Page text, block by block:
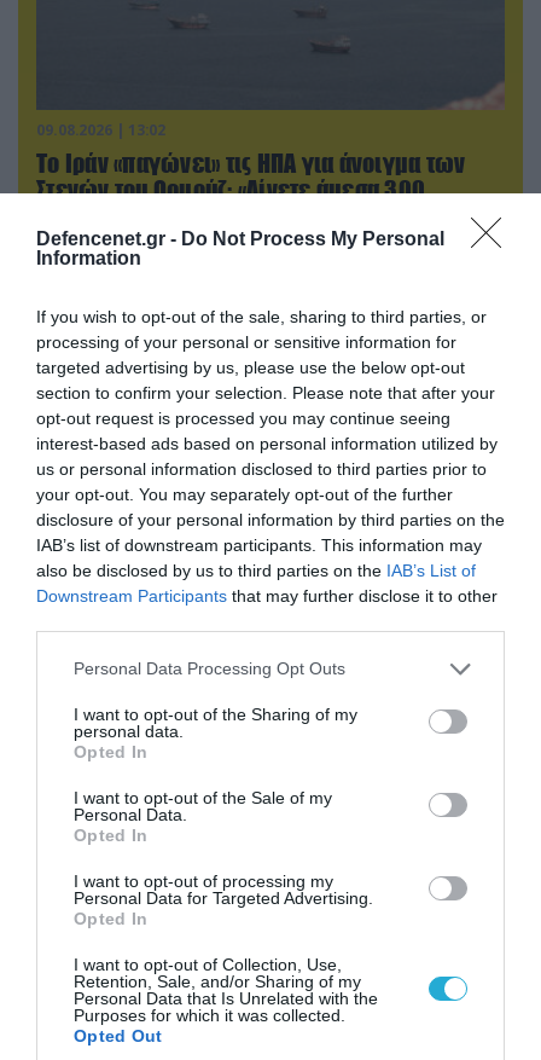
Defencenet.gr - Do Not Process My Personal
Information
If you wish to opt-out of the sale, sharing to third parties, or
processing of your personal or sensitive information for
targeted advertising by us, please use the below opt-out
section to confirm your selection. Please note that after your
opt-out request is processed you may continue seeing
interest-based ads based on personal information utilized by
us or personal information disclosed to third parties prior to
your opt-out. You may separately opt-out of the further
disclosure of your personal information by third parties on the
IAB’s list of downstream participants. This information may
also be disclosed by us to third parties on the IAB’s List of
Downstream Participants that may further disclose it to other
Please note that this website/app uses one or more Google
not limited to your visit or usage behaviour. You may click to
grant or deny consent to Google and its third-party tags to
use your data for below specified purposes in below Google
consent section.
Personal Data Processing Opt Outs
I want to opt-out of the Sharing of my
personal data.
Opted In
I want to opt-out of the Sale of my
Personal Data.
Opted In
I want to opt-out of processing my
Personal Data for Targeted Advertising.
Opted In
I want to opt-out of Collection, Use,
Retention, Sale, and/or Sharing of my
Personal Data that Is Unrelated with the
Purposes for which it was collected.
Opted Out
09.08.2026 | 13:02
Το Ιράν «παγώνει» τις ΗΠΑ για άνοιγμα των
Στενών του Ορμούζ: «Δίνετε άμεσα 300
09.08.2026 | 18:02
Το Ιράν δημοσίευσε βίντεο με τον Μοτζτάμπα
09.08.2026 | 17:02
Η κυβέρνηση έτοιμη να στείλει AH-64D Apache
στα ΗΑΕ για να αντιμετωπίσουν ιρανικά drone